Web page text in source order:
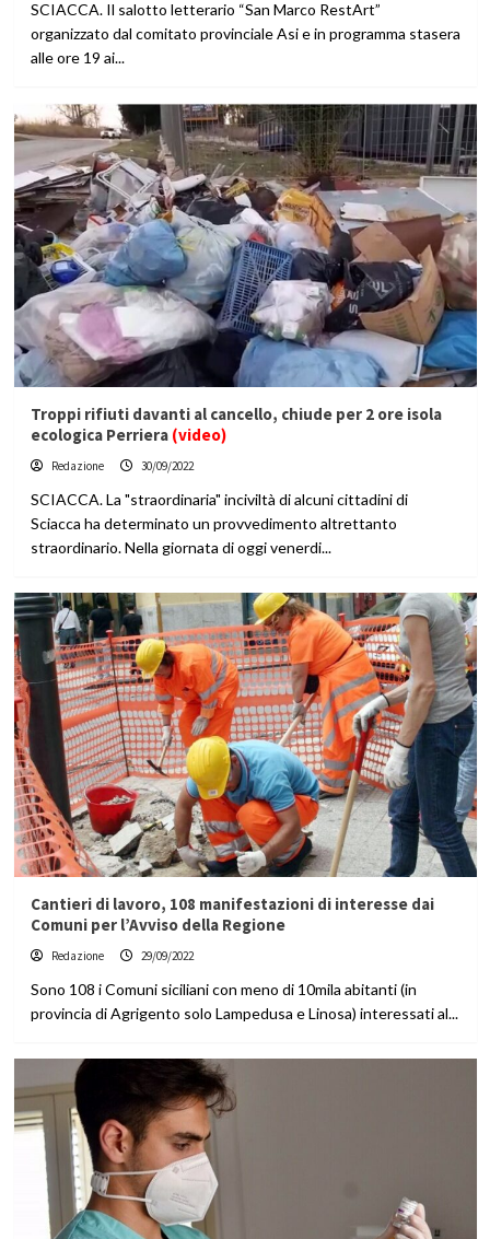
SCIACCA. Il salotto letterario “San Marco RestArt”
organizzato dal comitato provinciale Asi e in programma stasera
alle ore 19 ai...
Troppi rifiuti davanti al cancello, chiude per 2 ore isola
ecologica Perriera (video)
Redazione 30/09/2022
SCIACCA. La "straordinaria" inciviltà di alcuni cittadini di
Sciacca ha determinato un provvedimento altrettanto
straordinario. Nella giornata di oggi venerdi...
Cantieri di lavoro, 108 manifestazioni di interesse dai
Comuni per l’Avviso della Regione
Redazione 29/09/2022
Sono 108 i Comuni siciliani con meno di 10mila abitanti (in
provincia di Agrigento solo Lampedusa e Linosa) interessati al...